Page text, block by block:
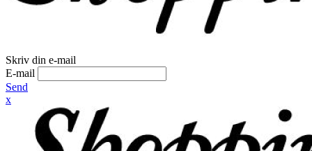
Skriv din e-mail
E-mail
Send
x